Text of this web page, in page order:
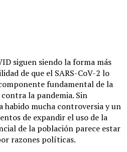
siguen siendo la forma más
de que el SARS-CoV-2 lo
fundamental de la
la pandemia. Sin
habido mucha controversia y un
de expandir el uso de la
de la población parece estar
razones políticas.